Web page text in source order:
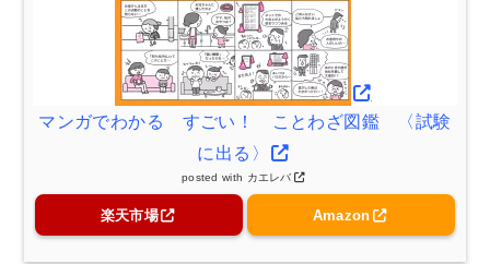
マンガでわかる すごい！ ことわざ図鑑 〈試験
に出る〉
posted with カエレバ
楽天市場 Amazon